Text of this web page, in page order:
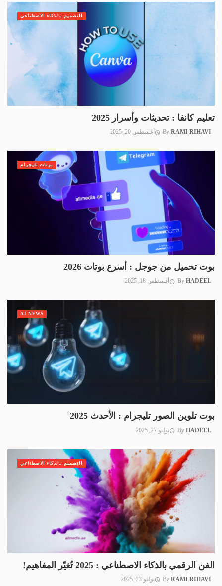
تعليم كانفا : تحديثات وأسرار 2025
By RAMI RIHAVI أغسطس 20, 2025
التصميم بالذكاء الاصطناعي
بوت تحميل من جوجل : أسرع بوتات 2026
By HADEEL أغسطس 18, 2025
بوتات تليجرام
بوت تلوين الصور تليجرام : الأحدث 2025
By HADEEL يوليو 27, 2025
AI NEWS
الفن الرقمي بالذكاء الاصطناعي : 2025 تُغيّر المفاهيم!
By RAMI RIHAVI يوليو 23, 2025
التصميم بالذكاء الاصطناعي